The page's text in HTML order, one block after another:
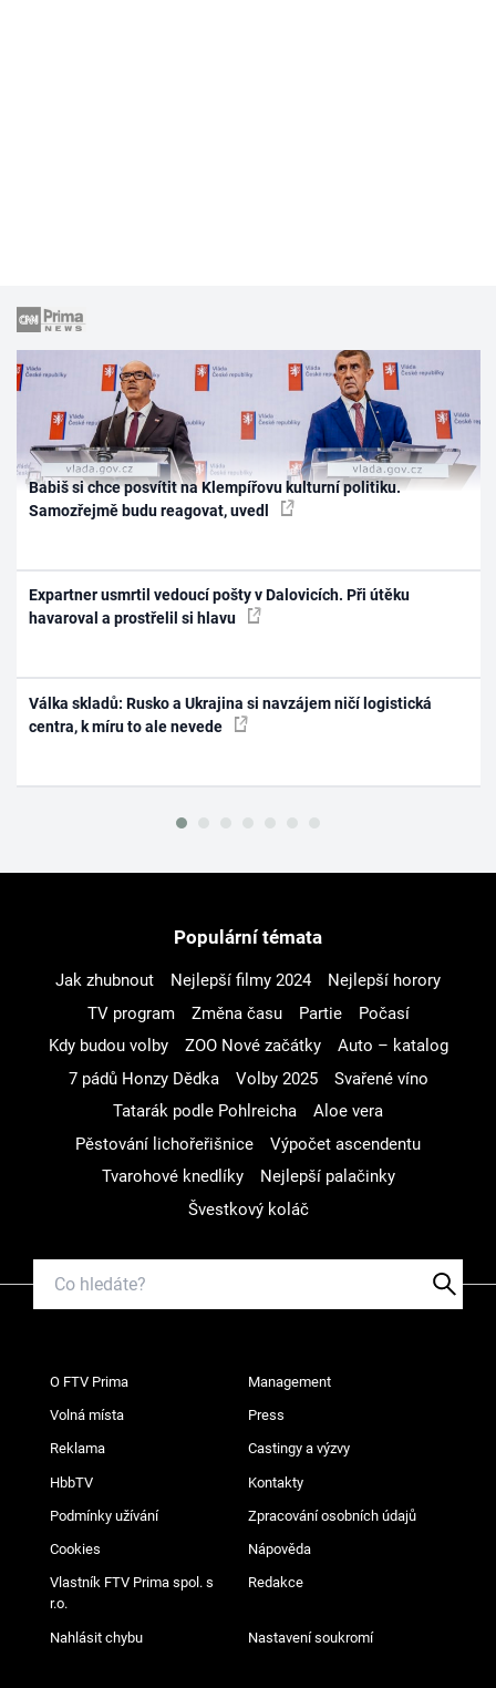
Babiš si chce posvítit na Klempířovu kulturní politiku.
Samozřejmě budu reagovat, uvedl
Expartner usmrtil vedoucí pošty v Dalovicích. Při útěku
havaroval a prostřelil si hlavu
Válka skladů: Rusko a Ukrajina si navzájem ničí logistická
centra, k míru to ale nevede
Populární témata
Jak zhubnout Nejlepší filmy 2024
Nejlepší horory
TV program
Změna času Partie
Počasí
Kdy budou volby
ZOO Nové začátky
Auto – katalog
7 pádů Honzy Dědka
Volby 2025
Svařené víno
Tatarák podle Pohlreicha
Aloe vera
Pěstování lichořeřišnice
Výpočet ascendentu
Tvarohové knedlíky
Nejlepší palačinky
Švestkový koláč
O FTV Prima Management
Volná místa Press
Reklama Castingy a výzvy
HbbTV Kontakty
Podmínky užívání Zpracování osobních údajů
Cookies Nápověda
Vlastník FTV Prima spol. s
r.o.
Redakce
Nahlásit chybu Nastavení soukromí